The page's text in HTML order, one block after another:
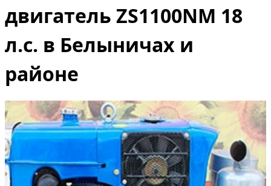
двигатель ZS1100NM 18
л.с. в Белыничах и
районе